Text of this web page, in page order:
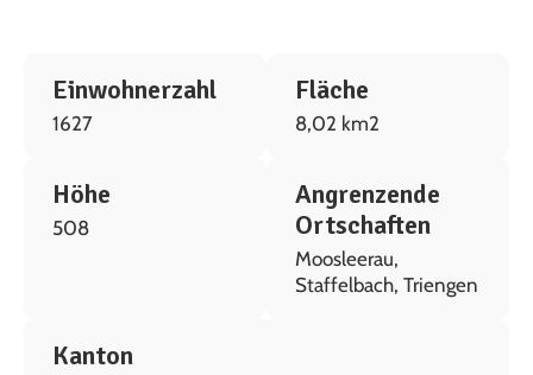
Einwohnerzahl
1627
Fläche
8,02 km2
Höhe
508
Angrenzende
Ortschaften
Moosleerau,
Staffelbach, Triengen
Kanton